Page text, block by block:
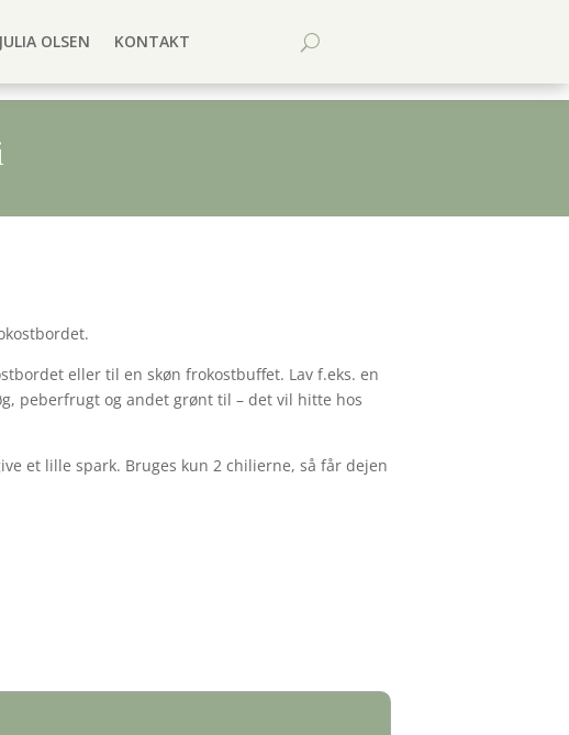
OLSEN KONTAKT
eller til en skøn frokostbuffet. Lav f.eks. en
peberfrugt og andet grønt til – det vil hitte hos
et lille spark. Bruges kun 2 chilierne, så får dejen